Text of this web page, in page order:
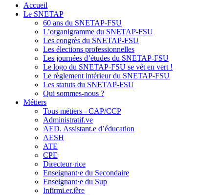
Accueil
Le SNETAP
60 ans du SNETAP-FSU
L’organigramme du SNETAP-FSU
Les congrès du SNETAP-FSU
Les élections professionnelles
Les journées d’études du SNETAP-FSU
Le logo du SNETAP-FSU se vêt en vert !
Le règlement intérieur du SNETAP-FSU
Les statuts du SNETAP-FSU
Qui sommes-nous ?
Métiers
Tous métiers - CAP/CCP
Administratif.ve
AED. Assistant.e d’éducation
AESH
ATE
CPE
Directeur·rice
Enseignant·e du Secondaire
Enseignant·e du Sup
Infirmi.er.ière